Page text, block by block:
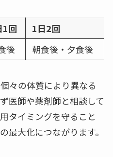
1回
1日2回
後 朝食後・夕食後
々の体質により異なる
医師や薬剤師と相談して
タイミングを守ること
最大化につながります。